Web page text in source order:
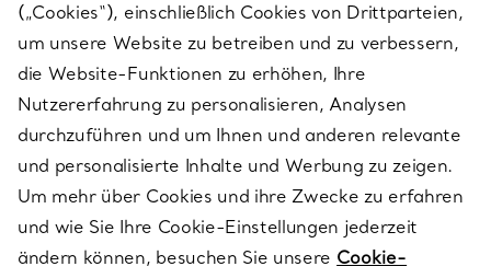
SERVICES
ÜBER TIFFANY & CO.
RECHTLICHE HINWEISE
(„Cookies“), einschließlich Cookies von Drittparteien,
um unsere Website zu betreiben und zu verbessern,
die Website-Funktionen zu erhöhen, Ihre
Nutzererfahrung zu personalisieren, Analysen
durchzuführen und um Ihnen und anderen relevante
und personalisierte Inhalte und Werbung zu zeigen.
Um mehr über Cookies und ihre Zwecke zu erfahren
und wie Sie Ihre Cookie-Einstellungen jederzeit
ändern können, besuchen Sie unsere Cookie-